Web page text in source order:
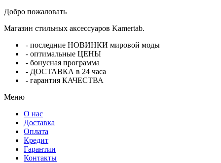
Добро пожаловать
Магазин стильных аксессуаров Kamertab.
- последние НОВИНКИ мировой моды
- оптимальные ЦЕНЫ
- бонусная программа
- ДОСТАВКА в 24 часа
- гарантия КАЧЕСТВА
Меню
О нас
Доставка
Оплата
Кредит
Гарантии
Контакты